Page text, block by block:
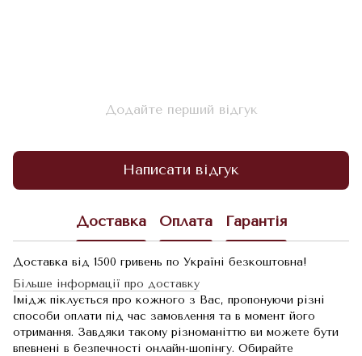
Додайте перший відгук
Написати відгук
Доставка Оплата Гарантія
Доставка від 1500 гривень по Україні безкоштовна!
Більше інформації про доставку
Імідж піклується про кожного з Вас, пропонуючи різні
способи оплати під час замовлення та в момент його
отримання. Завдяки такому різноманіттю ви можете бути
впевнені в безпечності онлайн-шопінгу. Обирайте